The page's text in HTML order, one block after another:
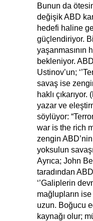
Bunun da
değişik ABD
hedefi haline
güçlendiriyor.
yaşanmasının
bekleniyor.
Ustinov’un;
savaş ise
haklı çıkarıyor. (
yazar ve
söylüyor:
war is the rich
zengin
yoksulun
Ayrıca; John
taradından
‘’Galiplerin
mağlupların
uzun. Boğucu
kaynağı olur;